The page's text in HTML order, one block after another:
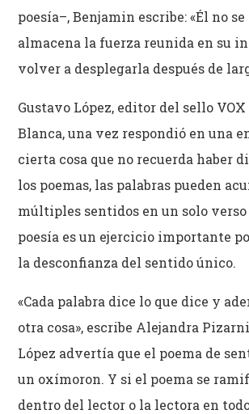
poesía–, Benjamin escribe: «Él no
almacena la fuerza reunida en su
volver a desplegarla después de
Gustavo López, editor del sello VOX
Blanca, una vez respondió en una
cierta cosa que no recuerda haber
los poemas, las palabras pueden
múltiples sentidos en un solo
poesía es un ejercicio importante
la desconfianza del sentido único.
«Cada palabra dice lo que dice y
otra cosa», escribe Alejandra
López advertía que el poema de
un oxímoron. Y si el poema se
dentro del lector o la lectora en